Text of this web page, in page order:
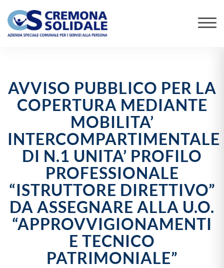
AVVISO PUBBLICO PER LA
COPERTURA MEDIANTE
MOBILITA’
INTERCOMPARTIMENTALE
DI N.1 UNITA’ PROFILO
PROFESSIONALE
“ISTRUTTORE DIRETTIVO”
DA ASSEGNARE ALLA U.O.
“APPROVVIGIONAMENTI
E TECNICO
PATRIMONIALE”